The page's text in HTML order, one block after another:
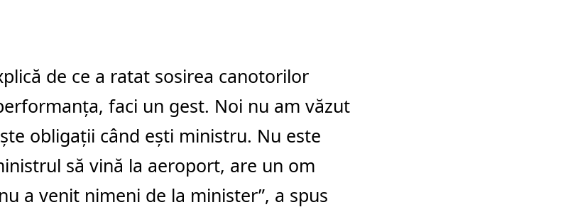
de ce a ratat sosirea canotorilor
faci un gest. Noi nu am văzut
obligații când ești ministru. Nu este
să vină la aeroport, are un om
a venit nimeni de la minister”, a spus